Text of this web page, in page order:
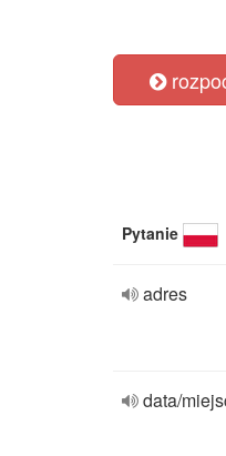
Pytanie
adres
data/